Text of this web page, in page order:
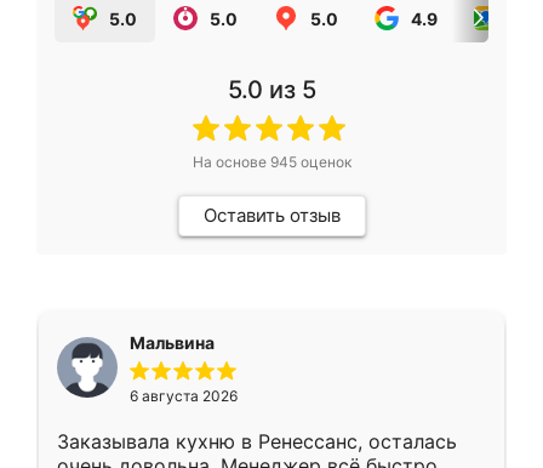
5.0 5.0 5.0 4.9
5.0 из 5
На основе 945оценок
Оставить отзыв
Мальвина
6 августа 2026
Заказывала кухню в Ренессанс, осталась